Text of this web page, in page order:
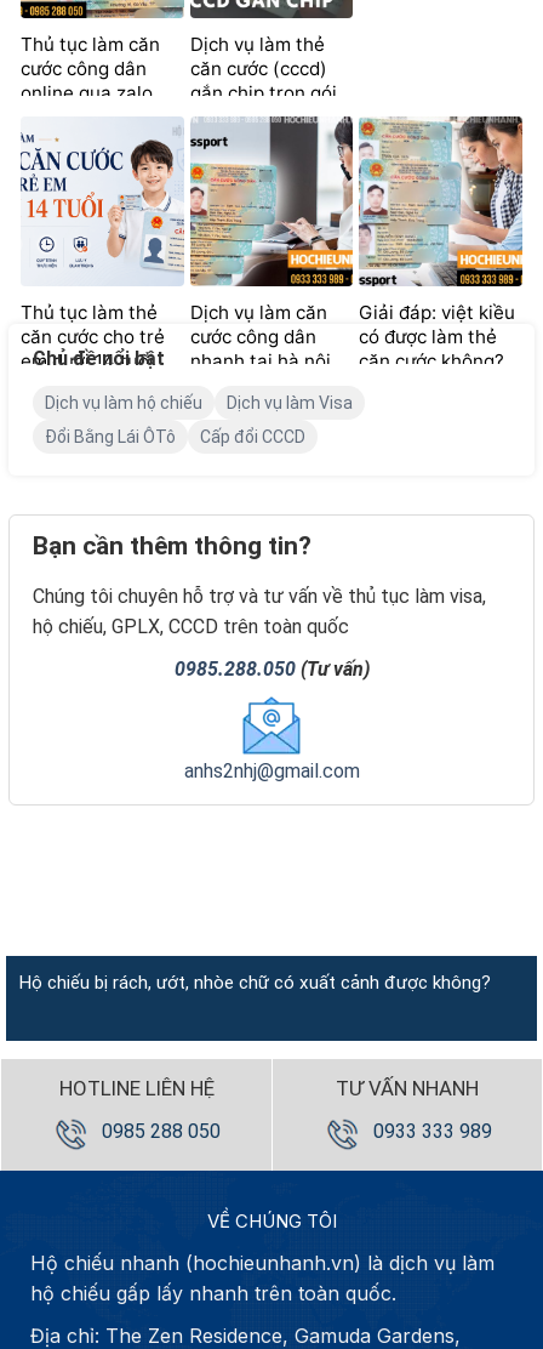
Dịch vụ làm thẻ
căn cước (cccd)
gắn chip trọn gói
2026
Thủ tục làm căn
cước công dân
online qua zalo
nhanh chóng
Giải đáp: việt kiều
có được làm thẻ
căn cước không?
Dịch vụ làm căn
cước công dân
nhanh tại hà nội
Thủ tục làm thẻ
căn cước cho trẻ
em dưới 14 tuổi
Chủ đề nổi bật
Dịch vụ làm hộ chiếu
Dịch vụ làm Visa
Đổi Bằng Lái ÔTô
Cấp đổi CCCD
Bạn cần thêm thông tin?
Chúng tôi chuyên hỗ trợ và tư vấn về thủ tục làm visa,
hộ chiếu, GPLX, CCCD trên toàn quốc
0985.288.050(Tư vấn)
anhs2nhj@gmail.com
Hộ chiếu bị rách, ướt, nhòe chữ có xuất cảnh được không?
HOTLINE LIÊN HỆ
0985 288 050
TƯ VẤN NHANH
0933 333 989
VỀ CHÚNG TÔI
Hộ chiếu nhanh (hochieunhanh.vn) là dịch vụ làm
hộ chiếu gấp lấy nhanh trên toàn quốc.
Địa chỉ: The Zen Residence, Gamuda Gardens,